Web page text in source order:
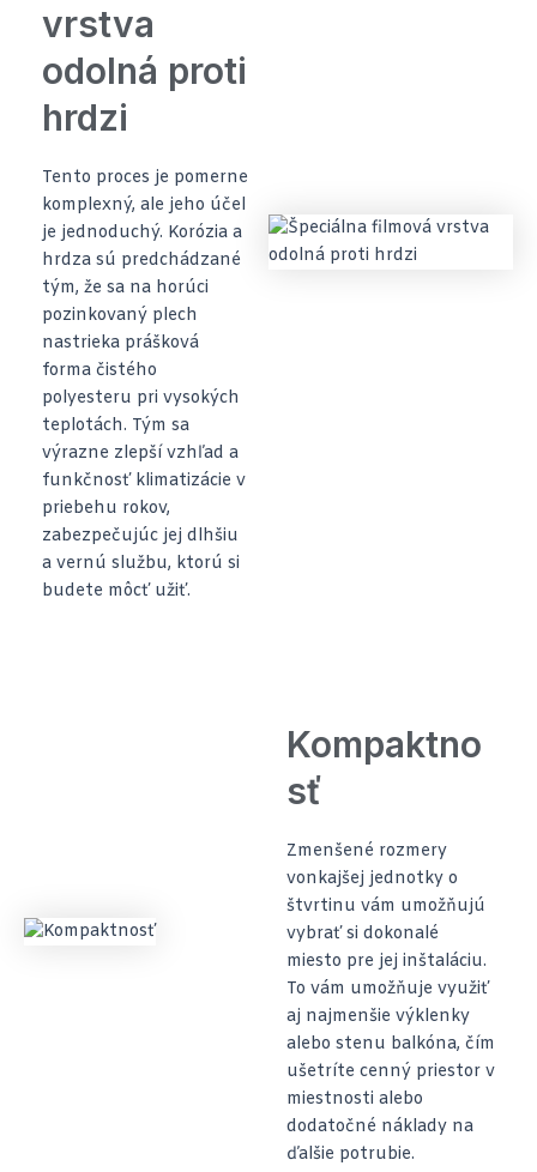
vrstva
odolná proti
hrdzi
Tento proces je pomerne
komplexný, ale jeho účel
je jednoduchý. Korózia a
hrdza sú predchádzané
tým, že sa na horúci
pozinkovaný plech
nastrieka prášková
forma čistého
polyesteru pri vysokých
teplotách. Tým sa
výrazne zlepší vzhľad a
funkčnosť klimatizácie v
priebehu rokov,
zabezpečujúc jej dlhšiu
a vernú službu, ktorú si
budete môcť užiť.
Kompaktno
sť
Zmenšené rozmery
vonkajšej jednotky o
štvrtinu vám umožňujú
vybrať si dokonalé
miesto pre jej inštaláciu.
To vám umožňuje využiť
aj najmenšie výklenky
alebo stenu balkóna, čím
ušetríte cenný priestor v
miestnosti alebo
dodatočné náklady na
ďalšie potrubie.